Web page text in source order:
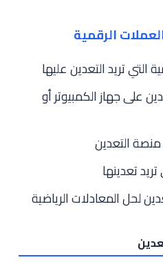
الرقمية
التي تريد التعدين عليها
على جهاز الكمبيوتر أو
التعدين
تريد تعدينها
لحل المعادلات الرياضية